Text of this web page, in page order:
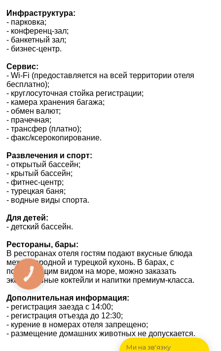
Инфраструктура:
- парковка;
- конференц-зал;
- банкетный зал;
- бизнес-центр.
Сервис:
- Wi-Fi (предоставляется на всей территории отеля
бесплатно);
- круглосуточная стойка регистрации;
- камера хранения багажа;
- обмен валют;
- прачечная;
- трансфер (платно);
- факс/ксерокопирование.
Развлечения и спорт:
- открытый бассейн;
- крытый бассейн;
- фитнес-центр;
- турецкая баня;
- водные виды спорта.
Для детей:
- детский бассейн.
Рестораны, бары:
В ресторанах отеля гостям подают вкусные блюда
международной и турецкой кухонь. В барах, с
потрясающим видом на море, можно заказать
эксклюзивные коктейли и напитки премиум-класса.
Дополнительная информация:
- регистрация заезда с 14:00;
- регистрация отъезда до 12:30;
- курение в номерах отеля запрещено;
- размещение домашних животных не допускается.
заповнення
Ми на зв'язку
КНОПКА
ЗВ'ЯЗКУ